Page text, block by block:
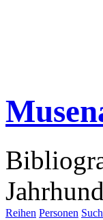
Reihen Personen